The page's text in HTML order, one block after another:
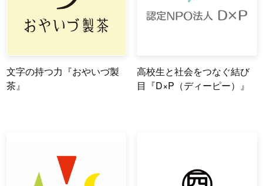
文字の持つ力『おやいづ製
茶』
高校生と社会をつなぐ結び
目『D×P（ディーピー）』